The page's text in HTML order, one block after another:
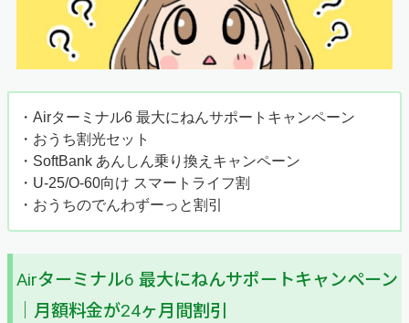
・Airターミナル6 最大にねんサポートキャンペーン
・おうち割光セット
・SoftBank あんしん乗り換えキャンペーン
・U-25/O-60向け スマートライフ割
・おうちのでんわずーっと割引
Airターミナル6 最大にねんサポートキャンペーン
｜月額料金が24ヶ月間割引